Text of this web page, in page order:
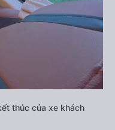
thúc của xe khách